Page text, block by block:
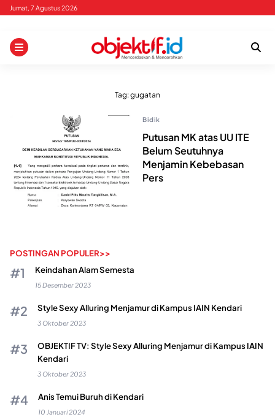
Skip
content
Jumat, 7 Agustus 2026
Tag:gugatan
Bidik
Putusan MK atas UU ITE
Belum Seutuhnya
Menjamin Kebebasan
Pers
POSTINGAN POPULER>>
Keindahan Alam Semesta
15 Desember 2023
Style Sexy Alluring Menjamur di Kampus IAIN Kendari
3 Oktober 2023
OBJEKTIF TV: Style Sexy Alluring Menjamur di Kampus IAIN
Kendari
3 Oktober 2023
Anis Temui Buruh di Kendari
10 Januari 2024